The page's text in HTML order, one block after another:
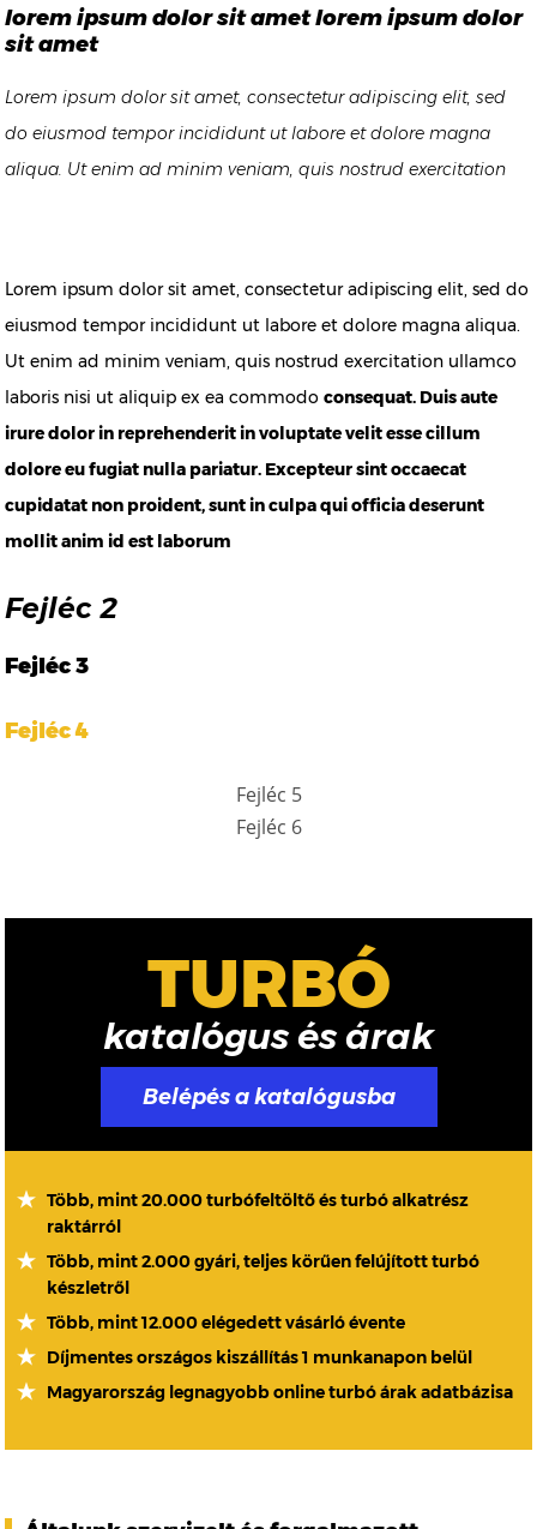
mollit anim id est laborum
lorem ipsum dolor sit amet lorem ipsum dolor
sit amet
Lorem ipsum dolor sit amet, consectetur adipiscing elit, sed
do eiusmod tempor incididunt ut labore et dolore magna
aliqua. Ut enim ad minim veniam, quis nostrud exercitation
cillum dolore eu fugiat nulla pariatur. Excepteur sint occaecat
cupidatat non proident, sunt in culpa qui officia deserunt
mollit anim id est laborum
Lorem ipsum dolor sit amet, consectetur adipiscing elit, sed do
eiusmod tempor incididunt ut labore et dolore magna aliqua.
Ut enim ad minim veniam, quis nostrud exercitation ullamco
laboris nisi ut aliquip ex ea commodoconsequat. Duis aute
irure dolor in reprehenderit in voluptate velit esse cillum
dolore eu fugiat nulla pariatur. Excepteur sint occaecat
cupidatat non proident, sunt in culpa qui officia deserunt
mollit anim id est laborum
Fejléc 2
Fejléc 3
Fejléc 4
Fejléc 5
Fejléc 6
TURBÓ
katalógus és árak
Belépés a katalógusba
Több, mint 20.000 turbófeltöltő és turbó alkatrész
raktárról
Több, mint 2.000 gyári, teljes körűen felújított turbó
készletről
Több, mint 12.000 elégedett vásárló évente
Díjmentes országos kiszállítás 1 munkanapon belül
Magyarország legnagyobb online turbó árak adatbázisa